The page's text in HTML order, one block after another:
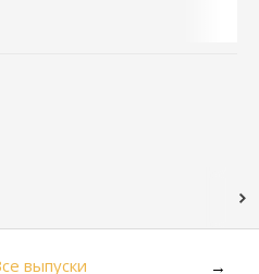
выпуски →